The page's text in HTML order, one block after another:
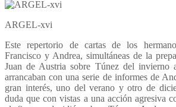
ARGEL-xvi
Este repertorio de cartas de los
Francisco y Andrea, simultáneas de la
Juan de Austria sobre Túnez del invierno
arrancaban con una serie de informes de
gran interés, uno del verano y otro de
duda que con vistas a una acción agresiva